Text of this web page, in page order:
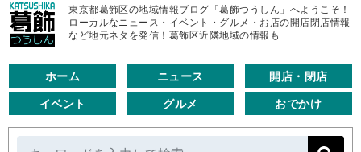
東京都葛飾区の地域情報ブログ「葛飾つうしん」へようこそ！
ローカルなニュース・イベント・グルメ・お店の開店閉店情報
など地元ネタを発信！葛飾区近隣地域の情報も
ホーム ニュース 開店・閉店
イベント グルメ おでかけ